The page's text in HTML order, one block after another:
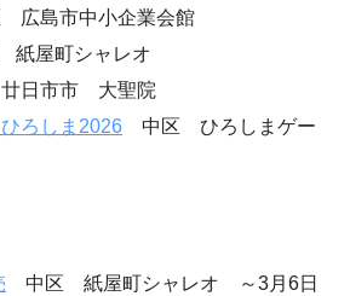
島市中小企業会館
屋町シャレオ
日市市 大聖院
ろしま2026 中区 ひろしまゲー
中区 紙屋町シャレオ ～3月6日